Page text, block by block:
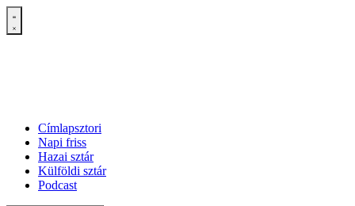
Címlapsztori
Napi friss
Hazai sztár
Külföldi sztár
Podcast